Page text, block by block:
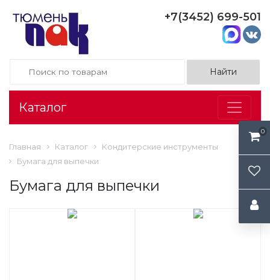
0
+7(3452) 699-501
Каталог
Главная Каталог
Кондитерские инструменты
Бумага для выпечки
Бумага для выпечки